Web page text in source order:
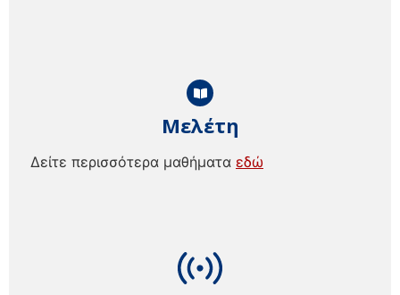
Μελέτη
Δείτε περισσότερα μαθήματα εδώ